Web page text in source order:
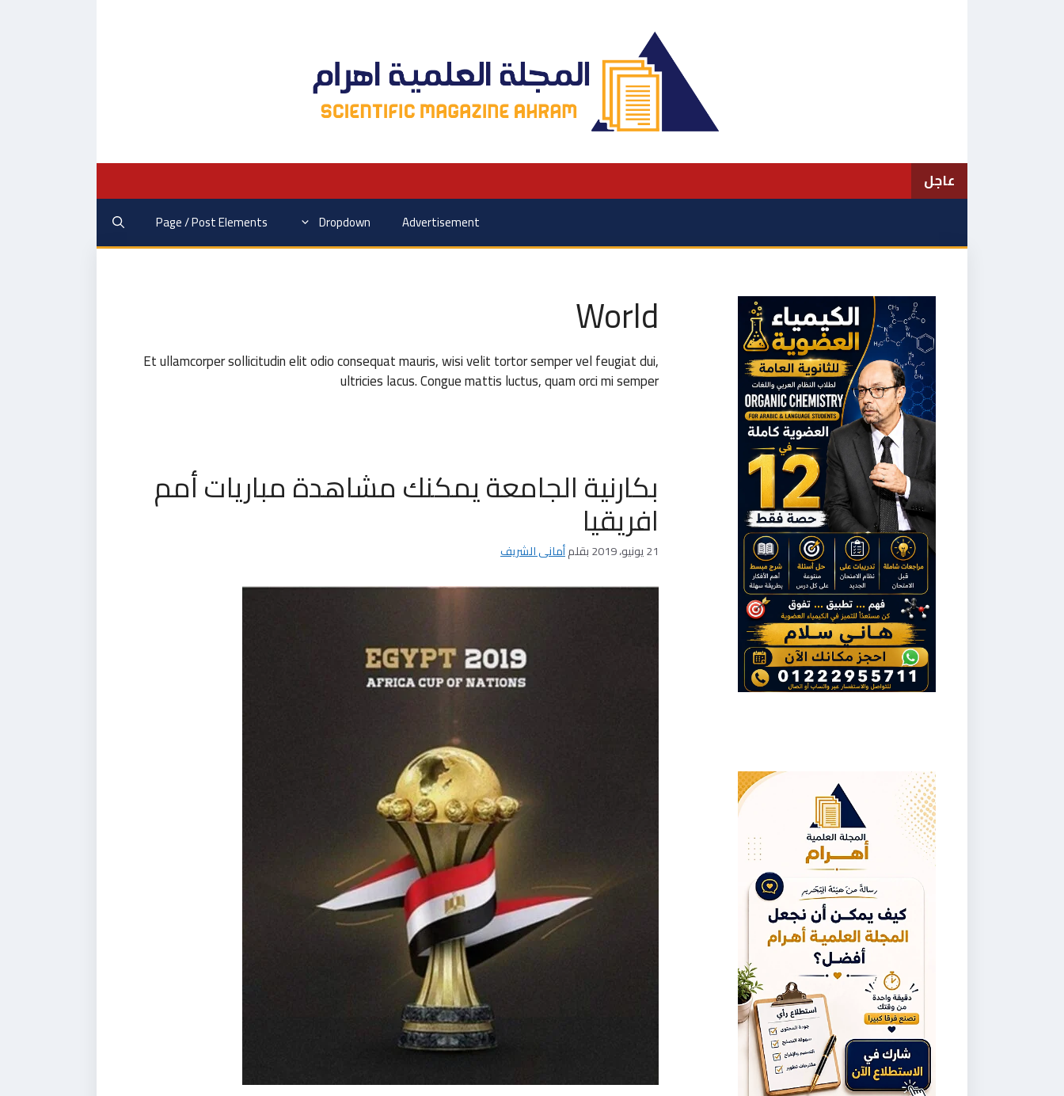
عاجل
Advertisement
Dropdown
Page / Post Elements
World
Et ullamcorper sollicitudin elit odio consequat mauris, wisi velit tortor semper vel feugiat dui,
ultricies lacus. Congue mattis luctus, quam orci mi semper
بكارنية الجامعة يمكنك مشاهدة مباريات أمم
افريقيا
21 يونيو، 2019 بقلمأمانى الشريف